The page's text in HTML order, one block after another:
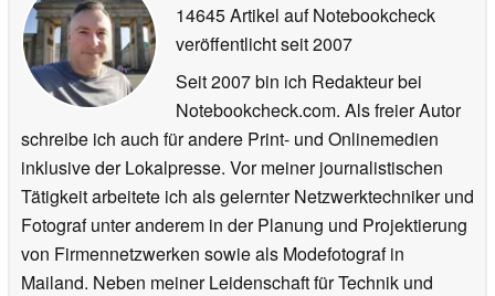
14645 Artikel auf Notebookcheck
veröffentlichtseit 2007
Seit 2007 bin ich Redakteur bei
Notebookcheck.com. Als freier Autor
schreibe ich auch für andere Print- und Onlinemedien
inklusive der Lokalpresse. Vor meiner journalistischen
Tätigkeit arbeitete ich als gelernter Netzwerktechniker und
Fotograf unter anderem in der Planung und Projektierung
von Firmennetzwerken sowie als Modefotograf in
Mailand. Neben meiner Leidenschaft für Technik und